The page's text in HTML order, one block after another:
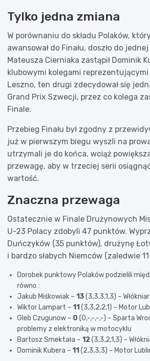
Tylko jedna zmiana
W porównaniu do składu Polaków,
awansował do Finału, doszło do
Mateusza Cierniaka zastąpił Dominik
klubowymi kolegami
Leszno, ten drugi zdecydował się
Grand Prix Szwecji, przez co kolega
Finale.
Przebieg Finału był zgodny z
już w pierwszym biegu wyszli na
utrzymali je do końca, wciąż
przewagę, aby w trzeciej serii
wartość.
Znaczna przewaga
Ostatecznie w Finale Drużynowych
U-23 Polacy zdobyli 47 punktów.
Duńczyków (35 punktów), drużynę
i bardzo słabych Niemców (zaledwie 11
Dorobek punktowy Polaków podzielili
równo :
Jakub Miśkowiak – 13(3,3,3,1,3) –
Wiktor Lampart – 11 (3,3,2,2,1) – Motor
Gleb Czugunow – 0 (0,-,-,-,-) – Sparta
problemy z elektroniką w motocyklu
Bartosz Smektała – 12(3,3,2,1,3) –
Dominik Kubera – 11 (2,3,3,3) – Motor